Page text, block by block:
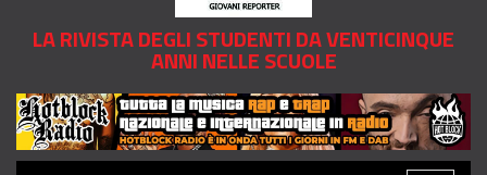
LA RIVISTA DEGLI STUDENTI DA VENTICINQUE
ANNI NELLE SCUOLE